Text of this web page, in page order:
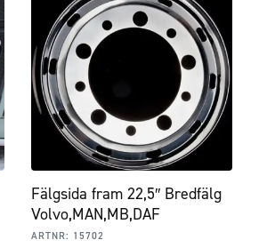
Fälgsida fram 22,5″ Bredfälg
Volvo,MAN,MB,DAF
ARTNR: 15702